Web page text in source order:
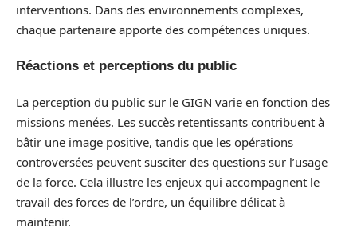
interventions. Dans des environnements complexes,
chaque partenaire apporte des compétences uniques.
Réactions et perceptions du public
La perception du public sur le GIGN varie en fonction des
missions menées. Les succès retentissants contribuent à
bâtir une image positive, tandis que les opérations
controversées peuvent susciter des questions sur l’usage
de la force. Cela illustre les enjeux qui accompagnent le
travail des forces de l’ordre, un équilibre délicat à
maintenir.